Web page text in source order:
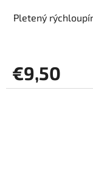
Pletený
€9,50